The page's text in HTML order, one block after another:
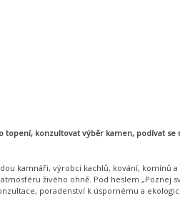
topení, konzultovat výběr kamen, podívat se
kamnáři, výrobci kachlů, kování, komínů a
živého ohně. Pod heslem „Poznej
poradenství k úspornému a